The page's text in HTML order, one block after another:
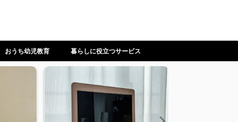
おうち幼児教育 暮らしに役立つサービス